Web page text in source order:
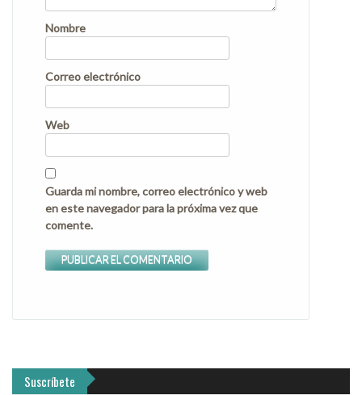
Nombre
Correo electrónico
Web
Guarda mi nombre, correo electrónico y web
en este navegador para la próxima vez que
comente.
Suscríbete